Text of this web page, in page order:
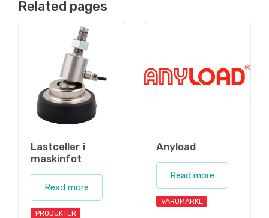
Related pages
Lastceller i
maskinfot
Read more
PRODUKTER
Anyload
Read more
VARUMÄRKE